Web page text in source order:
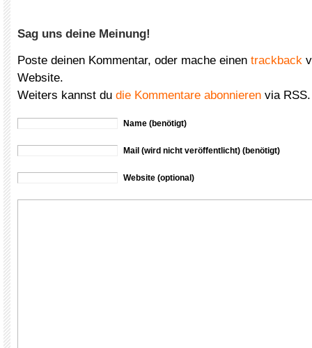
Sag uns deine Meinung!
Poste deinen Kommentar, oder mache einen trackback
Website.
Weiters kannst du die Kommentare abonnieren via RSS.
Name (benötigt)
Mail (wird nicht veröffentlicht) (benötigt)
Website (optional)